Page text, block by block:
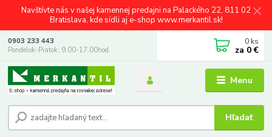
Navštívte nás v našej kamennej predajni na Palackého 22, 811 02
Bratislava, kde sídli aj e-shop www.merkantil.sk!
Menu
Hľadať
0903 233 443
Pondelok-Piatok: 9.00-17.00hod.
0 ks
za 0 €